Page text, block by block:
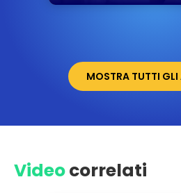
MOSTRA TUTTI
Videocorrelati